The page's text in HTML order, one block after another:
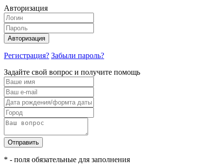
Авторизация
Авторизация
Регистрация? Забыли пароль?
Задайте свой вопрос и получите помощь
Отправить
* - поля обязательные для заполнения